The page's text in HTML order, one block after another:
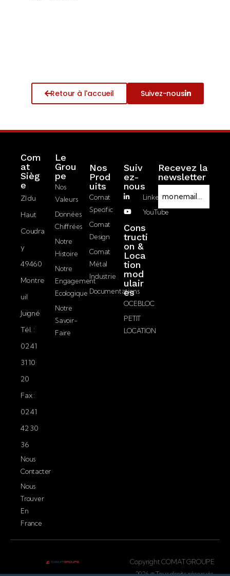
Retour à l'accueil Suivez-nous
Com
at
Sièg
e
ZI du
Haut
Coudra
y
49460
Montre
uil
Juigné
Tél. :
02 41
31 10
20
Fax :
02 41
42 30
36
Nous
Contacter
Nous
Trouver
En
France
Le
Grou
pe
Nos
Valeurs
Données
Chiffrées
Notre
Histoire
Notre
Engagement
Ecologique
Notre
Savoir-
Faire
Nos
Prod
Uits
Comat
Specific
Comat
Design
Comat
Métal
Industrie
Documentations
Suiv
ez-
nous
LinkedIn
YouTube
Cons
tructi
on &
Loca
tion
mod
ulair
es
OCEBLOC
PETIT
LOCATION
Recevez la
newsletter
mail
RGPD
Copyright COMAT GROUPE
2026 © Tous droits réservés.